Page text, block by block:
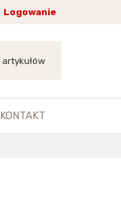
Logowanie
artykułów
KONTAKT